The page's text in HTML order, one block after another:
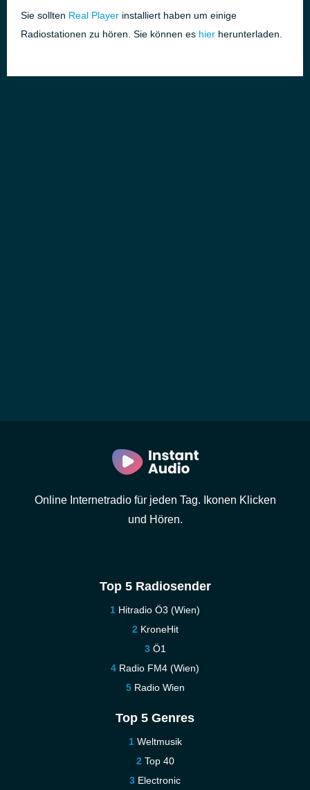
Sie sollten Real Player installiert haben um einige
Radiostationen zu hören. Sie können es hier herunterladen.
Online Internetradio für jeden Tag. Ikonen Klicken
und Hören.
Top 5 Radiosender
Hitradio Ö3 (Wien)
KroneHit
Ö1
Radio FM4 (Wien)
Radio Wien
Top 5 Genres
Weltmusik
Top 40
Electronic